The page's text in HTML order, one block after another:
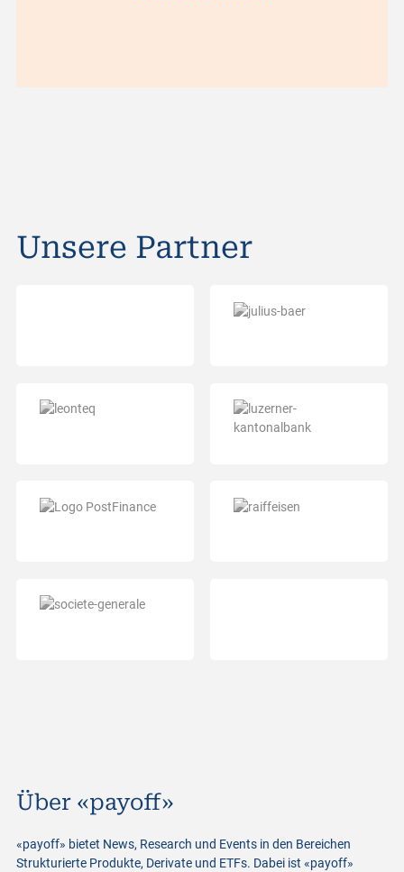
Unsere Partner
Über «payoff»
«payoff» bietet News, Research und Events in den Bereichen
Strukturierte Produkte, Derivate und ETFs. Dabei ist «payoff»